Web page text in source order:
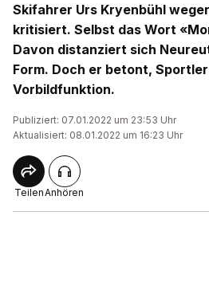
Skifahrer Urs Kryenbühl
kritisiert. Selbst das Wort
Davon distanziert sich
Form. Doch er betont,
Vorbildfunktion.
Publiziert: 07.01.2022 um 23:53 Uhr
Aktualisiert: 08.01.2022 um 16:23 Uhr
TeilenAnhören